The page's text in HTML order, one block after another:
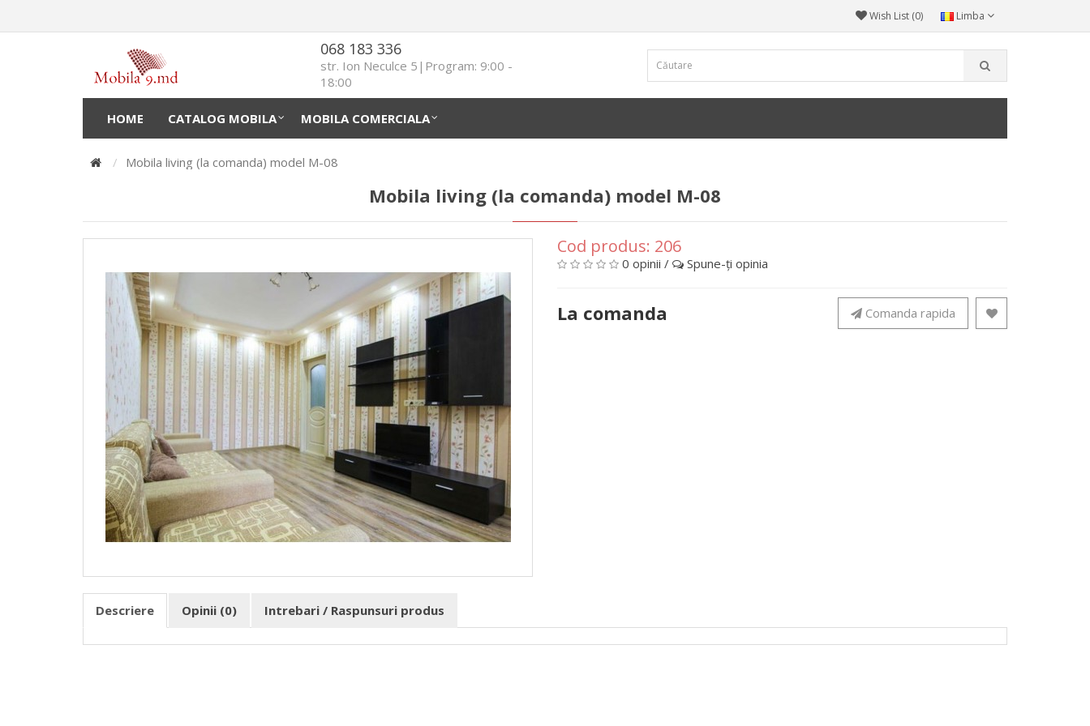
Limba
Wish List (0)
068 183 336
str. Ion Neculce 5|Program: 9:00 -
18:00
HOME CATALOG MOBILA MOBILA COMERCIALA
Mobila living (la comanda) model М-08
Mobila living (la comanda) model М-08
Cod produs: 206
0 opinii / Spune-ţi opinia
La comanda Comanda rapida
Descriere Opinii (0) Intrebari / Raspunsuri produs